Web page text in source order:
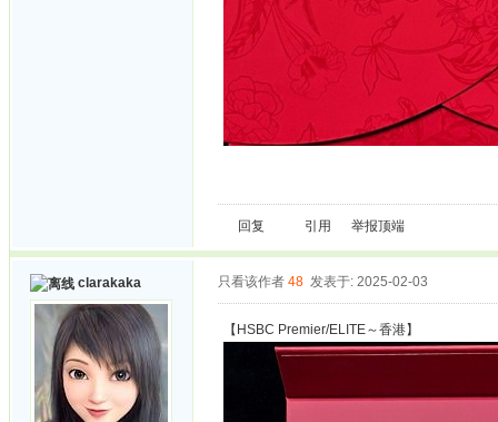
回复 引用 举报顶端
clarakaka 只看该作者 48 发表于: 2025-02-03
【HSBC Premier/ELITE～香港】